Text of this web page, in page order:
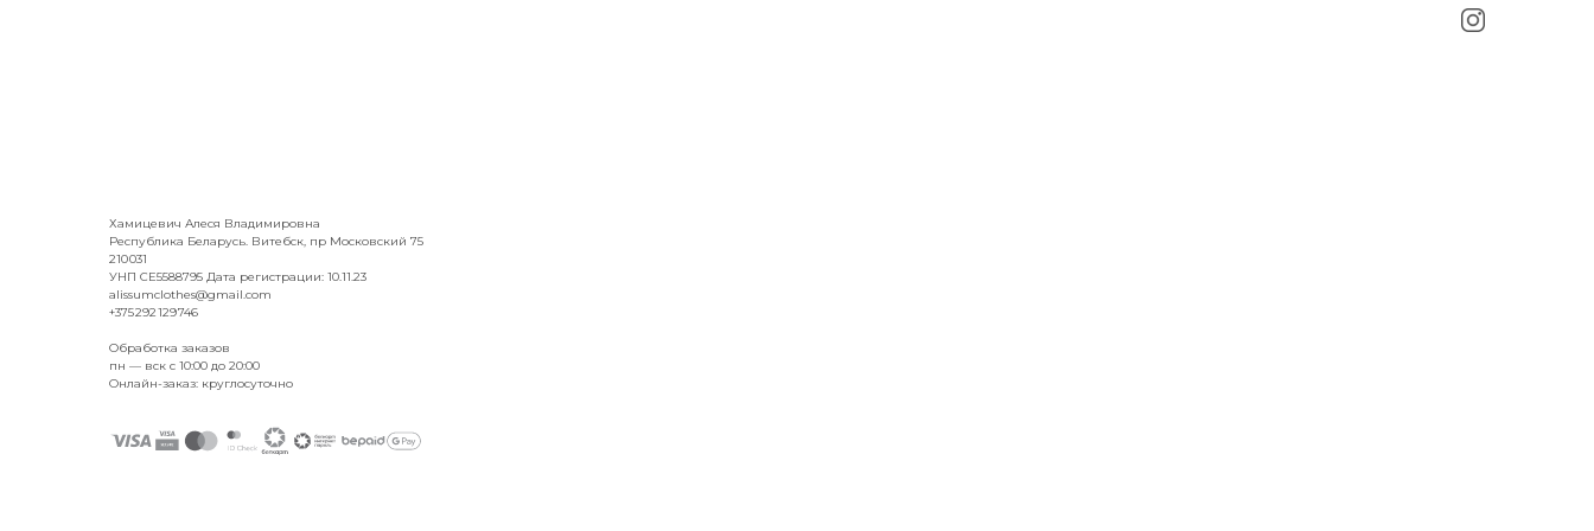
Хамицевич Алеся Владимировна
Республика Беларусь. Витебск, пр Московский 75
210 031
УНП CE5588795 Дата регистрации: 10.11.23
alissumclothes@gmail.com
+375 292 129 746
Обработка заказов
пн — вск с 10:00 до 20:00
Онлайн-заказ: круглосуточно